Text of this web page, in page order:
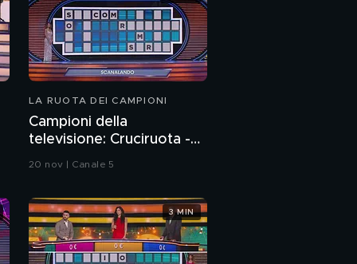
La classifica della terza
puntata de La Ruota
dei Campioni
Ultimo Round: Buoni
anno
Dario alla Ruota delle
Meraviglie dei
LA RUOTA DEI CAMPIONI
Campioni della
televisione: Cruciruota -
Scanalando
20 nov | Canale 5
3 MIN